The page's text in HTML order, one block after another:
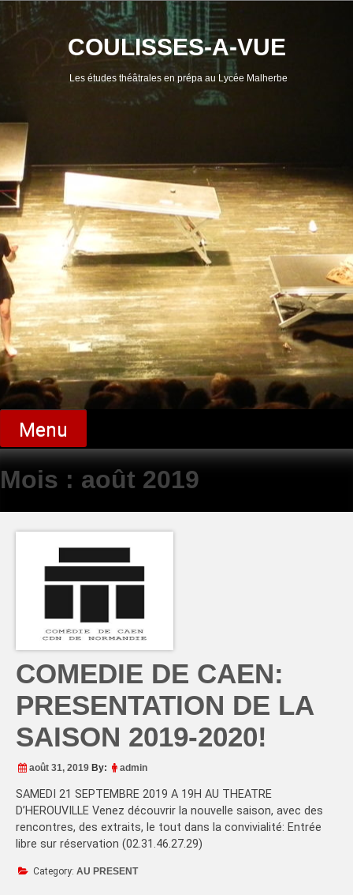
Skip
content
COULISSES-A-VUE
Les études théâtrales en prépa au Lycée Malherbe
Menu
Mois : août 2019
COMEDIE DE CAEN:
PRESENTATION DE LA
SAISON 2019-2020!
août 31, 2019 By: admin
SAMEDI 21 SEPTEMBRE 2019 A 19H AU THEATRE
D’HEROUVILLE Venez découvrir la nouvelle saison, avec des
rencontres, des extraits, le tout dans la convivialité: Entrée
libre sur réservation (02.31.46.27.29)
Category: AU PRESENT